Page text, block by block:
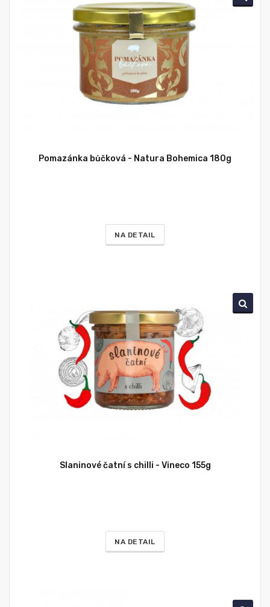
Pomazánka bůčková - Natura Bohemica 180g
NA DETAIL
Slaninové čatní s chilli - Vineco 155g
NA DETAIL